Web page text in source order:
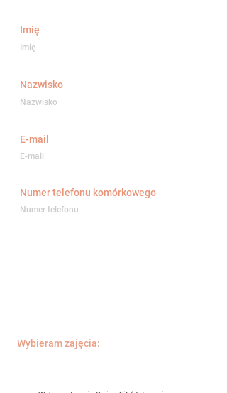
Imię
Nazwisko
E-mail
Numer telefonu komórkowego
Wybieram zajęcia: